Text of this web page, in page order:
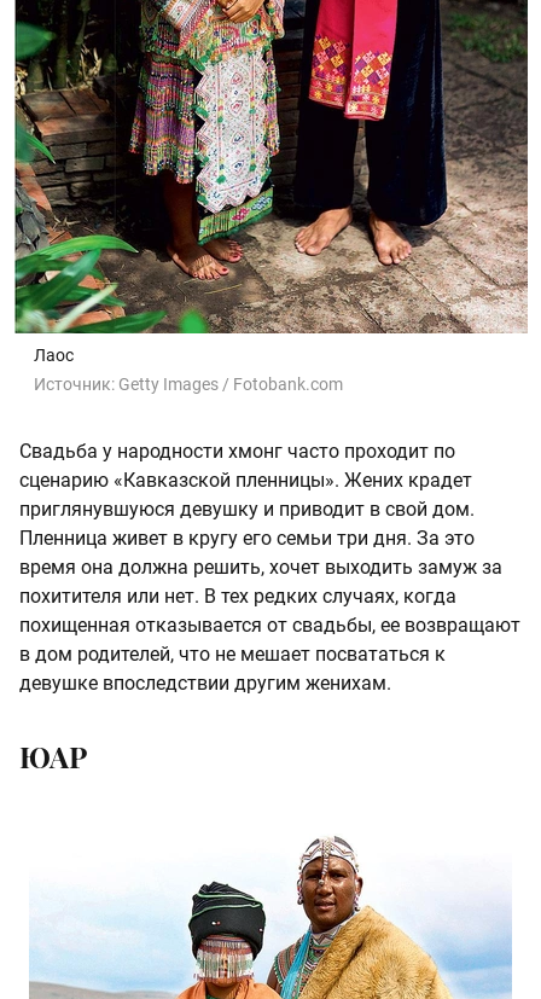
Лаос
Источник: Getty Images / Fotobank.com
Свадьба у народности хмонг часто проходит по
сценарию «Кавказской пленницы». Жених крадет
приглянувшуюся девушку и приводит в свой дом.
Пленница живет в кругу его семьи три дня. За это
время она должна решить, хочет выходить замуж за
похитителя или нет. В тех редких случаях, когда
похищенная отказывается от свадьбы, ее возвращают
в дом родителей, что не мешает посвататься к
девушке впоследствии другим женихам.
ЮАР